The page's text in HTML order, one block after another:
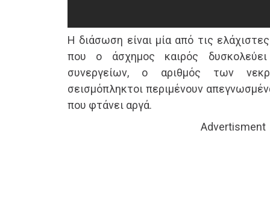
Η διάσωση είναι μία από τις
που ο άσχημος καιρός
συνεργείων, ο αριθμός των
σεισμόπληκτοι περιμένουν
που φτάνει αργά.
Advertisment